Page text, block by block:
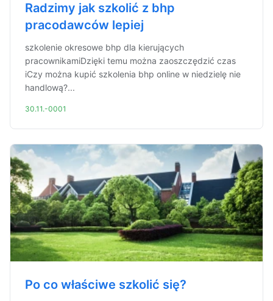
Radzimy jak szkolić z bhp
pracodawców lepiej
szkolenie okresowe bhp dla kierujących
pracownikamiDzięki temu można zaoszczędzić czas
iCzy można kupić szkolenia bhp online w niedzielę nie
handlową?...
30.11.-0001
Po co właściwe szkolić się?